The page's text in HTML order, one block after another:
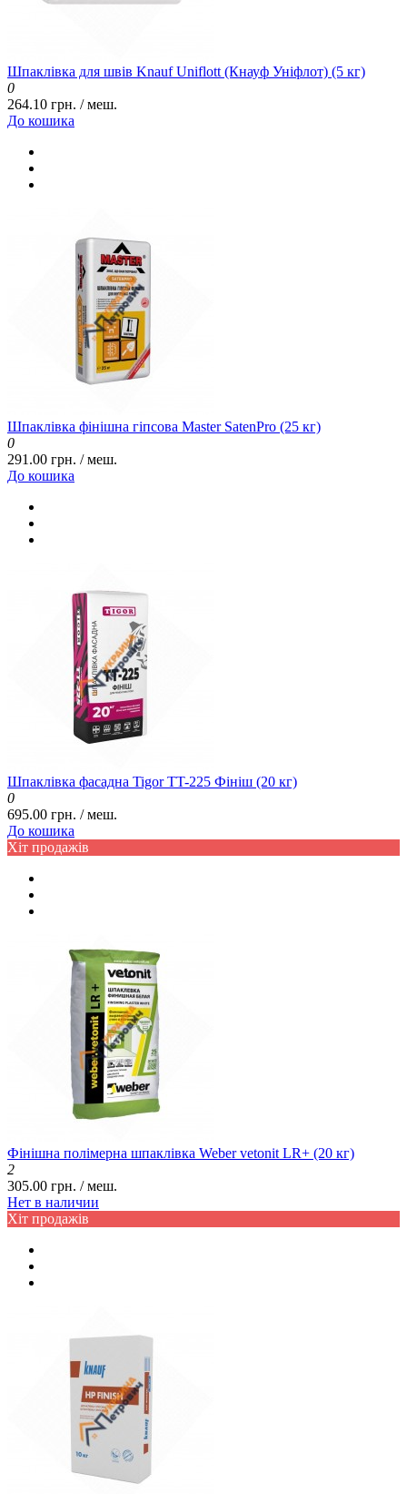
Шпаклівка для швів Knauf Uniflott (Кнауф Уніфлот) (5 кг)
0
264.10 грн. / меш.
До кошика
Шпаклівка фінішна гіпсова Master SatenPro (25 кг)
0
291.00 грн. / меш.
До кошика
Шпаклівка фасадна Tigor TT-225 Фініш (20 кг)
0
695.00 грн. / меш.
До кошика
Хіт продажів
Фінішна полімерна шпаклівка Weber vetonit LR+ (20 кг)
2
305.00 грн. / меш.
Нет в наличии
Хіт продажів